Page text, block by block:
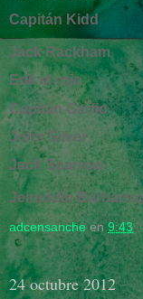
Capitán Kidd
Jack Rackham
Erik el rojo
Capitán Garfio
John Silver
Jack Sparrow
Jeireddín
adcensanche en9:43
24 octubre 2012